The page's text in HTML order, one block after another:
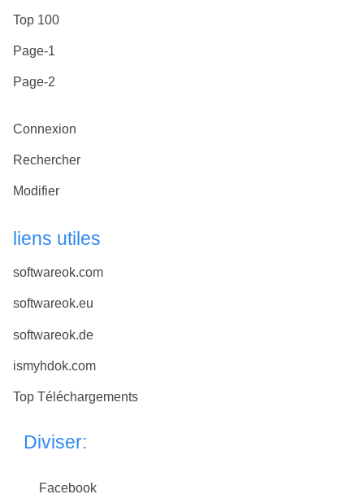
Top 100
Page-1
Page-2
Connexion
Rechercher
Modifier
liens utiles
softwareok.com
softwareok.eu
softwareok.de
ismyhdok.com
Top Téléchargements
Diviser:
Facebook